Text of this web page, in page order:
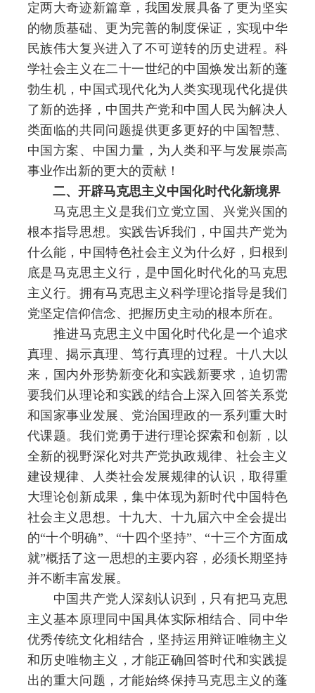
定两大奇迹新篇章，我国发展具备了更为坚实
的物质基础、更为完善的制度保证，实现中华
民族伟大复兴进入了不可逆转的历史进程。科
学社会主义在二十一世纪的中国焕发出新的蓬
勃生机，中国式现代化为人类实现现代化提供
了新的选择，中国共产党和中国人民为解决人
类面临的共同问题提供更多更好的中国智慧、
中国方案、中国力量，为人类和平与发展崇高
事业作出新的更大的贡献！
二、开辟马克思主义中国化时代化新境界
马克思主义是我们立党立国、兴党兴国的
根本指导思想。实践告诉我们，中国共产党为
什么能，中国特色社会主义为什么好，归根到
底是马克思主义行，是中国化时代化的马克思
主义行。拥有马克思主义科学理论指导是我们
党坚定信仰信念、把握历史主动的根本所在。
推进马克思主义中国化时代化是一个追求
真理、揭示真理、笃行真理的过程。十八大以
来，国内外形势新变化和实践新要求，迫切需
要我们从理论和实践的结合上深入回答关系党
和国家事业发展、党治国理政的一系列重大时
代课题。我们党勇于进行理论探索和创新，以
全新的视野深化对共产党执政规律、社会主义
建设规律、人类社会发展规律的认识，取得重
大理论创新成果，集中体现为新时代中国特色
社会主义思想。十九大、十九届六中全会提出
的“十个明确”、“十四个坚持”、“十三个方面成
就”概括了这一思想的主要内容，必须长期坚持
并不断丰富发展。
中国共产党人深刻认识到，只有把马克思
主义基本原理同中国具体实际相结合、同中华
优秀传统文化相结合，坚持运用辩证唯物主义
和历史唯物主义，才能正确回答时代和实践提
出的重大问题，才能始终保持马克思主义的蓬